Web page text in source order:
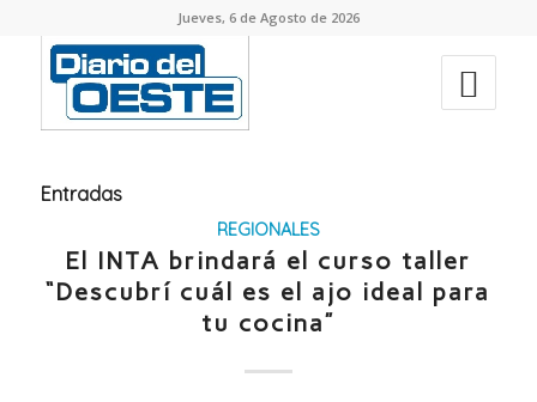
Jueves, 6 de Agosto de 2026
Entradas
REGIONALES
El INTA brindará el curso taller
“Descubrí cuál es el ajo ideal para
tu cocina”